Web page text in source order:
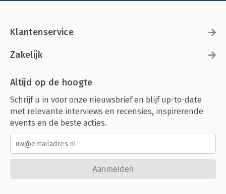
Klantenservice
Zakelijk
Altijd op de hoogte
Schrijf u in voor onze nieuwsbrief en blijf up-to-date
met relevante interviews en recensies, inspirerende
events en de beste acties.
Aanmelden